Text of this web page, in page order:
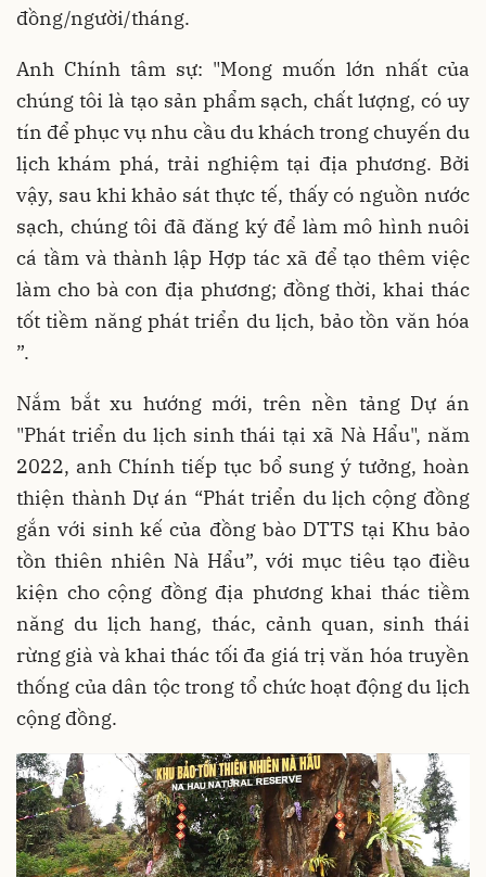
đồng/người/tháng.
Anh Chính tâm sự: "Mong muốn lớn nhất của
chúng tôi là tạo sản phẩm sạch, chất lượng, có uy
tín để phục vụ nhu cầu du khách trong chuyến du
lịch khám phá, trải nghiệm tại địa phương. Bởi
vậy, sau khi khảo sát thực tế, thấy có nguồn nước
sạch, chúng tôi đã đăng ký để làm mô hình nuôi
cá tầm và thành lập Hợp tác xã để tạo thêm việc
làm cho bà con địa phương; đồng thời, khai thác
tốt tiềm năng phát triển du lịch, bảo tồn văn hóa
”.
Nắm bắt xu hướng mới, trên nền tảng Dự án
"Phát triển du lịch sinh thái tại xã Nà Hẩu", năm
2022, anh Chính tiếp tục bổ sung ý tưởng, hoàn
thiện thành Dự án “Phát triển du lịch cộng đồng
gắn với sinh kế của đồng bào DTTS tại Khu bảo
tồn thiên nhiên Nà Hẩu”, với mục tiêu tạo điều
kiện cho cộng đồng địa phương khai thác tiềm
năng du lịch hang, thác, cảnh quan, sinh thái
rừng già và khai thác tối đa giá trị văn hóa truyền
thống của dân tộc trong tổ chức hoạt động du lịch
cộng đồng.